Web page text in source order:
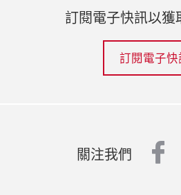
訂閱電子快訊以獲
訂閱電子快
關注我們